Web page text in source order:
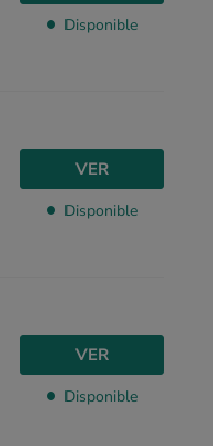
Disponible
VER
Disponible
VER
Disponible